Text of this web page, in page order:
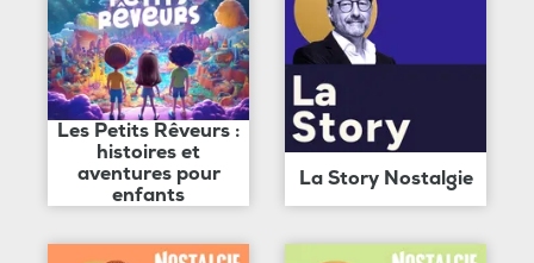
Les Petits Rêveurs :
histoires et
aventures pour
enfants
La Story Nostalgie